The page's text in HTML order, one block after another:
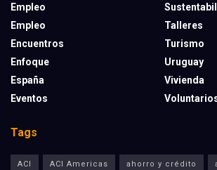
Empleo
Empleo
Encuentros
Enfoque
España
Eventos
Talleres
Turismo
Uruguay
Vivienda
Tags
ACI ACI Americas ahorro y crédito